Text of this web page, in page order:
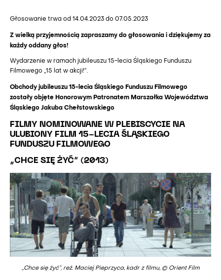
Głosowanie trwa od 14.04.2023 do 07.05.2023
Z wielką przyjemnością zapraszamy do głosowania i dziękujemy za
każdy oddany głos!
Wydarzenie w ramach jubileuszu 15-lecia Śląskiego Funduszu
Filmowego „15 lat w akcji!”.
Obchody jubileuszu 15-lecia Śląskiego Funduszu Filmowego
zostały objęte Honorowym Patronatem Marszałka Województwa
Śląskiego Jakuba Chełstowskiego
FILMY NOMINOWANE W PLEBISCYCIE NA
ULUBIONY FILM 15-LECIA ŚLĄSKIEGO
FUNDUSZU FILMOWEGO
„CHCE SIĘ ŻYĆ” (2013)
„Chce się żyć”, reż. Maciej Pieprzyca, kadr z filmu, © Orient Film